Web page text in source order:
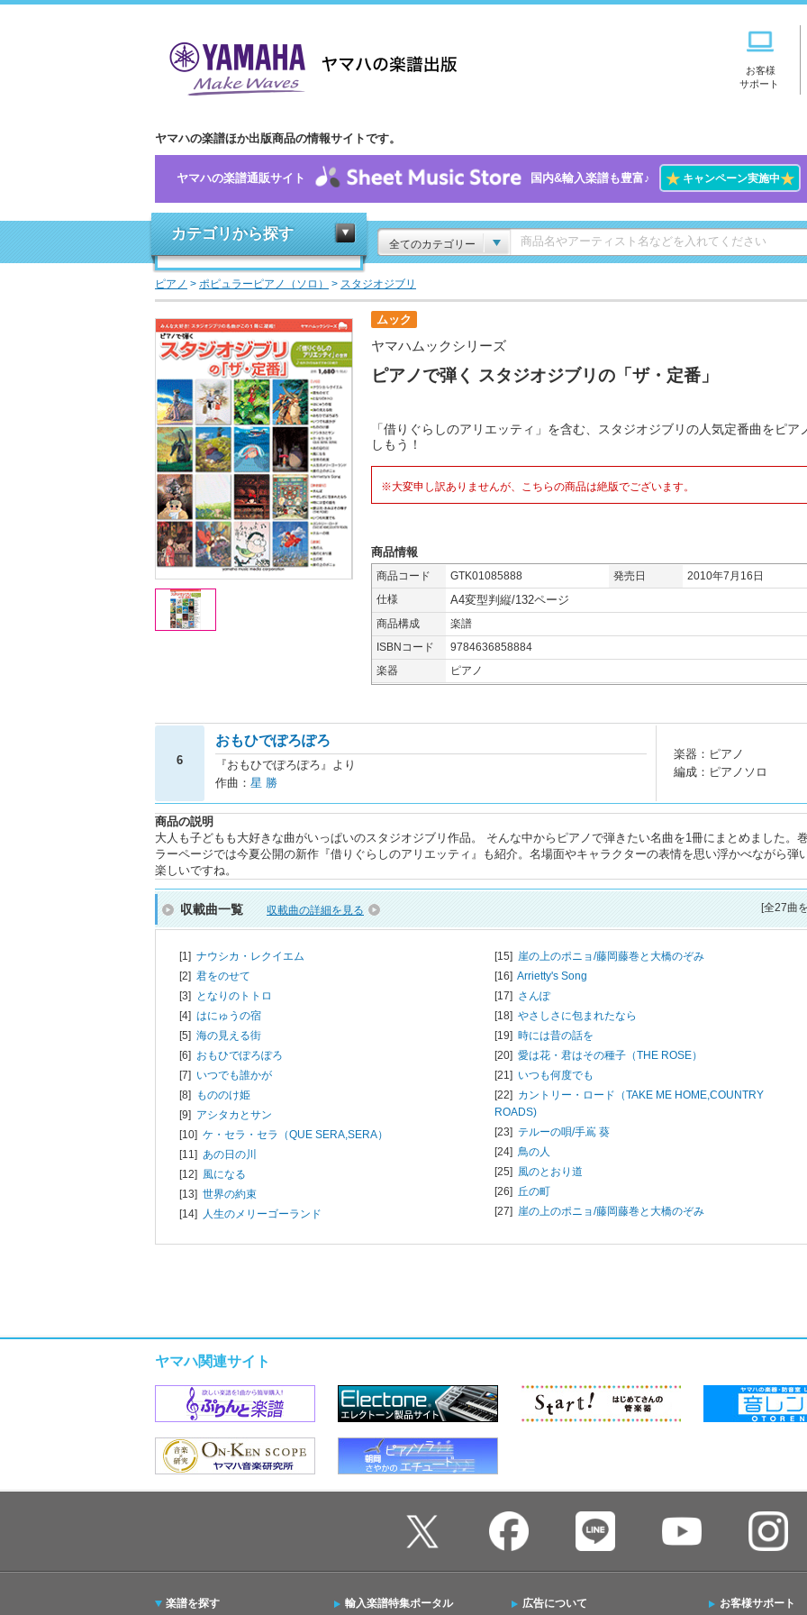
お客様
サポート
ヤマハの楽譜ほか出版商品の情報サイトです。
ヤマハの楽譜通販サイト 国内&輸入楽譜も豊富♪ ★キャンペーン実施中★
カテゴリから探す
全てのカテゴリー
ピアノ > ポピュラーピアノ（ソロ） > スタジオジブリ
ムック
ヤマハムックシリーズ
ピアノで弾く スタジオジブリの「ザ・定番」
「借りぐらしのアリエッティ」を含む、スタジオジブリの人気定番曲をピア
しもう！
※大変申し訳ありませんが、こちらの商品は絶版でございます。
商品情報
商品コード GTK01085888 発売日
2010年7月16日
仕様
A4変型判縦/132ページ
商品構成
楽譜
ISBNコード
9784636858884
楽器
ピアノ
6
おもひでぽろぽろ
『おもひでぽろぽろ』より
作曲： 星 勝
楽器：ピアノ
編成：ピアノソロ
商品の説明
大人も子どもも大好きな曲がいっぱいのスタジオジブリ作品。 そんな中からピアノで弾きたい名曲を1冊にまとめました。
ラーページでは今夏公開の新作『借りぐらしのアリエッティ』も紹介。名場面やキャラクターの表情を思い浮かべながら弾
楽しいですね。
収載曲一覧 収載曲の詳細を見る [全27曲
[1] ナウシカ・レクイエム
[2] 君をのせて
[3] となりのトトロ
[4] はにゅうの宿
[5] 海の見える街
[6] おもひでぽろぽろ
[7] いつでも誰かが
[8] もののけ姫
[9] アシタカとサン
[10] ケ・セラ・セラ（QUE SERA,SERA）
[11] あの日の川
[12] 風になる
[13] 世界の約束
[14] 人生のメリーゴーランド
[15] 崖の上のポニョ/藤岡藤巻と大橋のぞみ
[16] Arrietty's Song
[17] さんぽ
[18] やさしさに包まれたなら
[19] 時には昔の話を
[20] 愛は花・君はその種子（THE ROSE）
[21] いつも何度でも
[22] カントリー・ロード（TAKE ME HOME,COUNTRY
ROADS)
[23] テルーの唄/手嶌 葵
[24] 鳥の人
[25] 風のとおり道
[26] 丘の町
[27] 崖の上のポニョ/藤岡藤巻と大橋のぞみ
ヤマハ関連サイト
楽譜を探す 輸入楽譜特集ポータル 広告について お客様サポート